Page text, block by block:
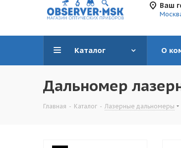
Ваш
Каталог О
Дальномер
Главная - Каталог - Лазерные дальномеры